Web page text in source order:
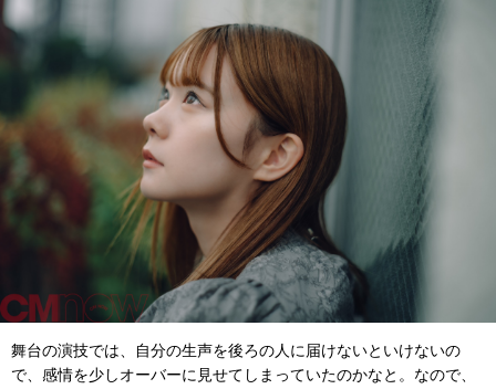
舞台の演技では、自分の生声を後ろの人に届けないといけないの
で、感情を少しオーバーに見せてしまっていたのかなと。なので、